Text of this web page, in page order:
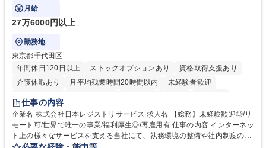
ている部署です。
月給
27万6000円以上
勤務地
東京都千代田区
年間休日120日以上
ストックオプションあり
資格取得支援あり
介護休暇あり
月平均残業時間20時間以内
未経験者歓迎
住宅手当あり
完全週休2日制
交通費支給 駅近5分以内 土日祝休み 服装自由
仕事の内容
企業名 株式会社日本レジストリサービス 求人名 【総務】未経験歓迎◎/リ
モート可/世界で唯一の事業/福利厚生◎/再雇用有 仕事の内容 インターネッ
ト上の様々なサービスを支える当社にて、執務環境の整備や社内制度の検
討、イベント運営などの幅広い業務を担当し、間接的に会社の生産性向上